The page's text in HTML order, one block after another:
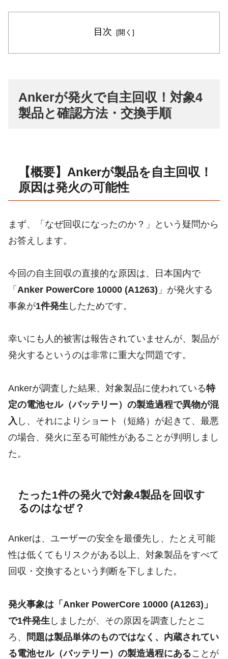
目次
Ankerが発火で自主回収！対象4
製品と確認方法・交換手順
【概要】Ankerが製品を自主回収！
原因は発火の可能性
まず、「なぜ回収になったのか？」という疑問から
お答えします。
今回の自主回収の直接的な原因は、日本国内で
「 Anker PowerCore 10000 (A1263) 」が発火する
事象が1件発生 したためです。
幸いにも人的被害は報告されていませんが、製品が
発火するというのは非常に重大な問題です。
Ankerが調査した結果、対象製品に使われている特
定の電池セル（バッテリー）の製造過程で異物が混
入 し、それによりショート（短絡）が起きて、最悪
の場合、発火に至る可能性があることが判明しまし
た。
たった1件の発火で対象4製品を回収す
るのはなぜ？
Ankerは、ユーザーの安全を最優先し、たとえ可能
性は低くてもリスクがある以上、対象製品をすべて
回収・交換するという判断を下しました。
発火事象は「Anker PowerCore 10000 (A1263)」
で1件発生 しましたが、その原因を調査したとこ
ろ、
問題は製品単体のものではなく、内蔵されてい
る電池セル（バッテリー）の製造過程にあることが